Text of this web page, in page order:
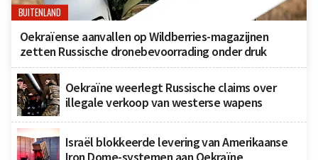
BUITENLAND
Oekraïense aanvallen op Wildberries-magazijnen
zetten Russische dronebevoorrading onder druk
Oekraïne weerlegt Russische claims over
illegale verkoop van westerse wapens
Israël blokkeerde levering van Amerikaanse